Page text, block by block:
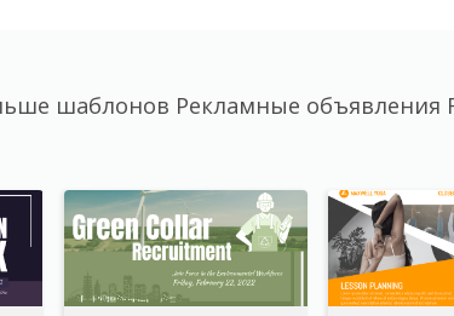
шаблонов Рекламные объявления